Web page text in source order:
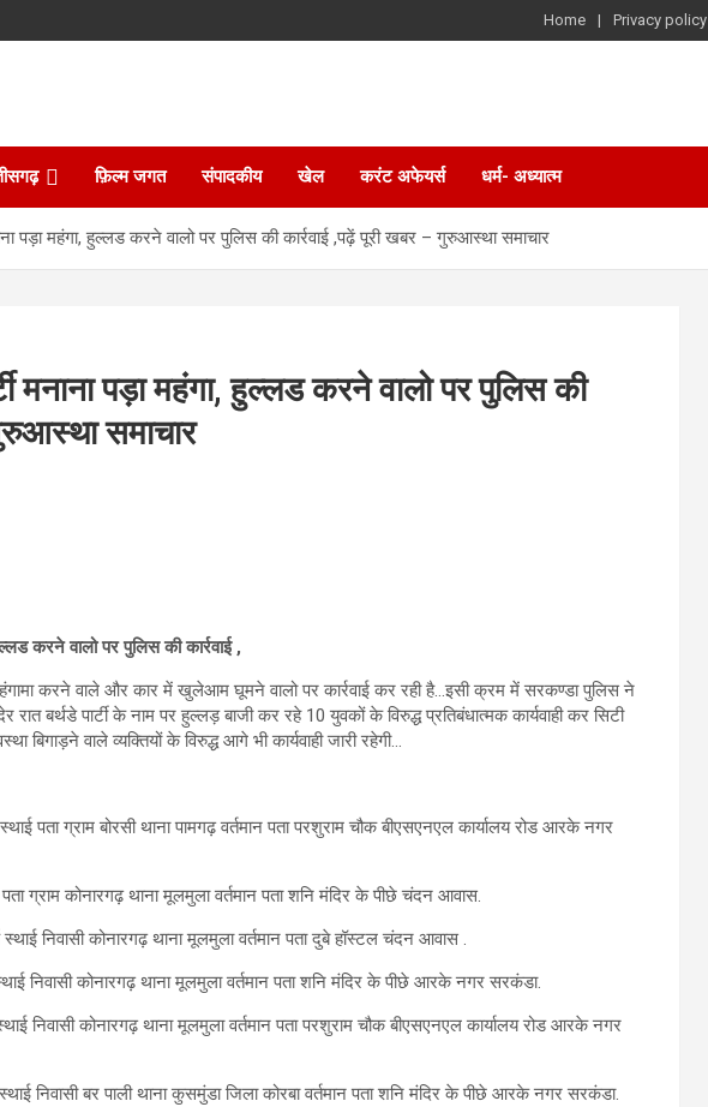
Home Privacy policy
फ़िल्म जगत संपादकीय खेल करंट अफेयर्स धर्म- अध्यात्म
पड़ा महंगा, हुल्लड करने वालो पर पुलिस की कार्रवाई ,पढ़ें पूरी खबर – गुरुआस्था समाचार
मनाना पड़ा महंगा, हुल्लड करने वालो पर पुलिस की
समाचार
करने वालो पर पुलिस की कार्रवाई ,
हंगामा करने वाले और कार में खुलेआम घूमने वालो पर कार्रवाई कर रही है…इसी क्रम में सरकण्डा पुलिस ने
बर्थडे पार्टी के नाम पर हुल्लड़ बाजी कर रहे 10 युवकों के विरुद्ध प्रतिबंधात्मक कार्यवाही कर सिटी
बिगाड़ने वाले व्यक्तियों के विरुद्ध आगे भी कार्यवाही जारी रहेगी…
स्थाई पता ग्राम बोरसी थाना पामगढ़ वर्तमान पता परशुराम चौक बीएसएनएल कार्यालय रोड आरके नगर
पता ग्राम कोनारगढ़ थाना मूलमुला वर्तमान पता शनि मंदिर के पीछे चंदन आवास.
स्थाई निवासी कोनारगढ़ थाना मूलमुला वर्तमान पता दुबे हॉस्टल चंदन आवास .
निवासी कोनारगढ़ थाना मूलमुला वर्तमान पता शनि मंदिर के पीछे आरके नगर सरकंडा.
निवासी कोनारगढ़ थाना मूलमुला वर्तमान पता परशुराम चौक बीएसएनएल कार्यालय रोड आरके नगर
निवासी बर पाली थाना कुसमुंडा जिला कोरबा वर्तमान पता शनि मंदिर के पीछे आरके नगर सरकंडा.